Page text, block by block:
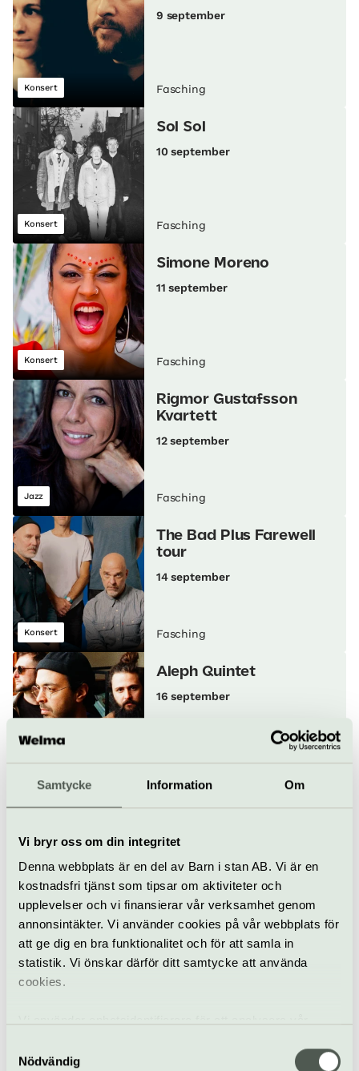
Samtycke Information Om
Vi bryr oss om din integritet
Denna webbplats är en del av Barn i stan AB. Vi är en
kostnadsfri tjänst som tipsar om aktiviteter och
upplevelser och vi finansierar vår verksamhet genom
annonsintäkter. Vi använder cookies på vår webbplats för
att ge dig en bra funktionalitet och för att samla in
statistik. Vi önskar därför ditt samtycke att använda
cookies.
samt tillhandahålla funktioner för sociala medier. Vi
Nödvändig
Konsert
9 september
Fasching
Konsert
Sol Sol
10 september
Fasching
Konsert
Simone Moreno
11 september
Fasching
Jazz
Rigmor Gustafsson
Kvartett
12 september
Fasching
Konsert
The Bad Plus Farewell
tour
14 september
Fasching
Aleph Quintet
16 september
Konsert
El Ciclón del Son
Fasching
Samba Touré spelar Ali
Farka Touré